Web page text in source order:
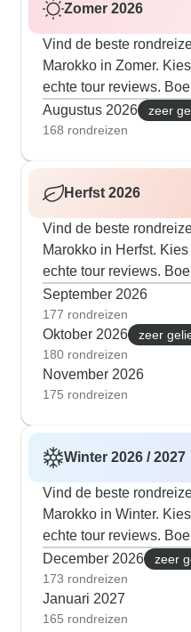
Zomer 2026
Vind de beste
Marokko in Zomer.
echte tour reviews.
Augustus 2026
zeer
168 rondreizen
Herfst 2026
Vind de beste
Marokko in Herfst.
echte tour reviews.
September 2026
177 rondreizen
Oktober 2026
zeer
180 rondreizen
November 2026
175 rondreizen
Winter 2026 / 2027
Vind de beste
Marokko in Winter.
echte tour reviews.
December 2026
zeer
173 rondreizen
Januari 2027
165 rondreizen